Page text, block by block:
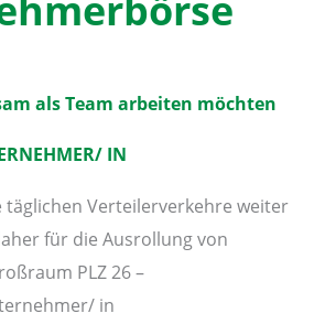
als Team arbeiten möchten
IN
täglichen Verteilerverkehre weiter
für die Ausrollung von
PLZ 26 –
in